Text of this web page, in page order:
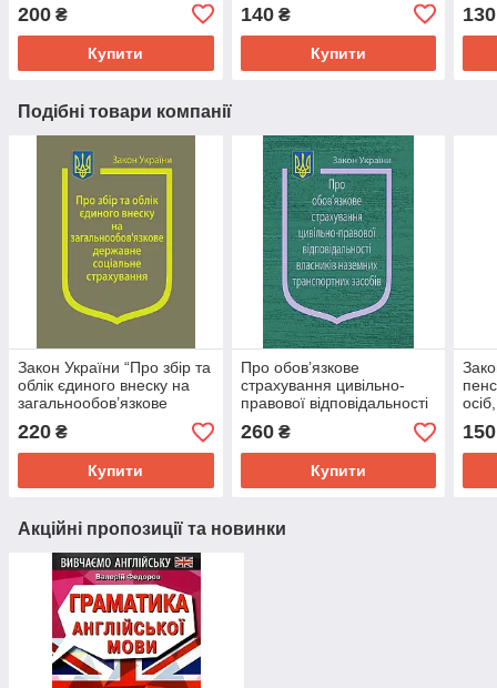
200 ₴
Купити
харчову продукцію з них»
140₴
Купити
130
Подібні товари компанії
Закон України “Про збір та
облік єдиного внеску на
загальнообов’язкове
державне соціальне
страхування”
220 ₴
Купити
Про обов’язкове
страхування цивільно-
правової відповідальності
власників наземних
транспортних засобів
260₴
Купити
150
Акційні пропозиції та новинки